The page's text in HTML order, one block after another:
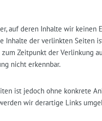
auf deren Inhalte wir keinen
Inhalte der verlinkten Seiten
Zeitpunkt der Verlinkung
nicht erkennbar.
ist jedoch ohne konkrete
wir derartige Links